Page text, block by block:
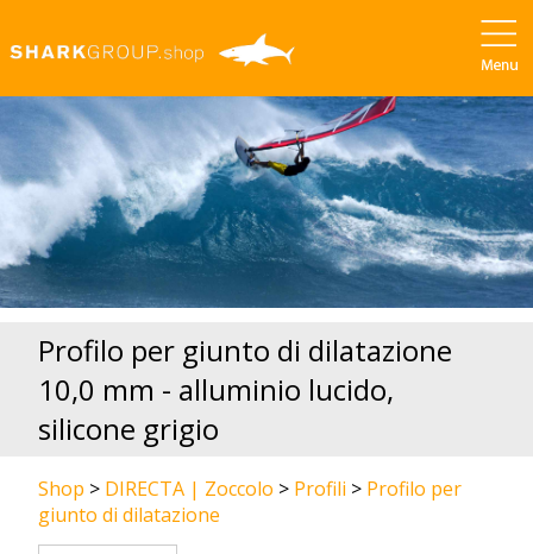
Profilo per giunto di dilatazione
10,0 mm - alluminio lucido,
silicone grigio
Shop > DIRECTA | Zoccolo > Profili > Profilo per
giunto di dilatazione